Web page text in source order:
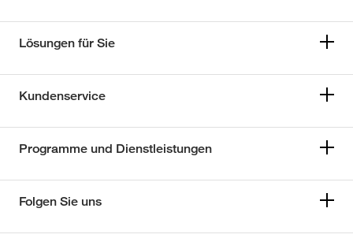
Lösungen für Sie
Kundenservice
Programme und Dienstleistungen
Folgen Sie uns